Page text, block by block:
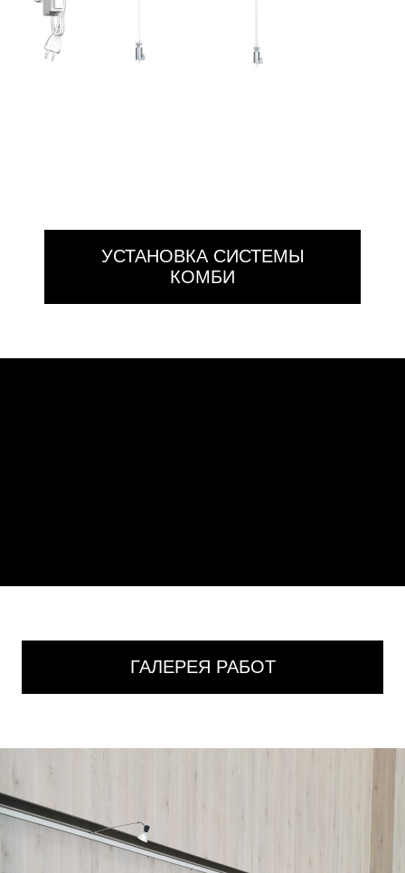
УСТАНОВКА СИСТЕМЫ
КОМБИ
ГАЛЕРЕЯ РАБОТ